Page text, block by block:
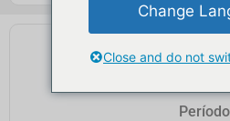
PUNTO DE
Período
Change
Close and do not